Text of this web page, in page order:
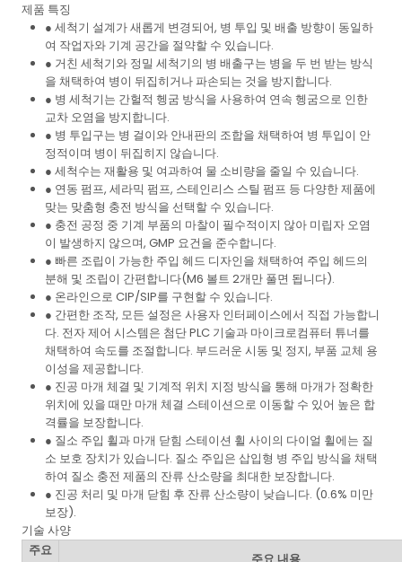
제품 특징
● 세척기 설계가 새롭게 변경되어, 병 투입 및 배출 방향이 동일하
여 작업자와 기계 공간을 절약할 수 있습니다.
● 거친 세척기와 정밀 세척기의 병 배출구는 병을 두 번 받는 방식
을 채택하여 병이 뒤집히거나 파손되는 것을 방지합니다.
● 병 세척기는 간헐적 헹굼 방식을 사용하여 연속 헹굼으로 인한
교차 오염을 방지합니다.
● 병 투입구는 병 걸이와 안내판의 조합을 채택하여 병 투입이 안
정적이며 병이 뒤집히지 않습니다.
● 세척수는 재활용 및 여과하여 물 소비량을 줄일 수 있습니다.
● 연동 펌프, 세라믹 펌프, 스테인리스 스틸 펌프 등 다양한 제품에
맞는 맞춤형 충전 방식을 선택할 수 있습니다.
● 충전 공정 중 기계 부품의 마찰이 필수적이지 않아 미립자 오염
이 발생하지 않으며, GMP 요건을 준수합니다.
● 빠른 조립이 가능한 주입 헤드 디자인을 채택하여 주입 헤드의
분해 및 조립이 간편합니다(M6 볼트 2개만 풀면 됩니다).
● 온라인으로 CIP/SIP를 구현할 수 있습니다.
● 간편한 조작, 모든 설정은 사용자 인터페이스에서 직접 가능합니
다. 전자 제어 시스템은 첨단 PLC 기술과 마이크로컴퓨터 튜너를
채택하여 속도를 조절합니다. 부드러운 시동 및 정지, 부품 교체 용
이성을 제공합니다.
● 진공 마개 체결 및 기계적 위치 지정 방식을 통해 마개가 정확한
위치에 있을 때만 마개 체결 스테이션으로 이동할 수 있어 높은 합
격률을 보장합니다.
● 질소 주입 휠과 마개 닫힘 스테이션 휠 사이의 다이얼 휠에는 질
소 보호 장치가 있습니다. 질소 주입은 삽입형 병 주입 방식을 채택
하여 질소 충전 제품의 잔류 산소량을 최대한 보장합니다.
● 진공 처리 및 마개 닫힘 후 잔류 산소량이 낮습니다. (0.6% 미만
보장).
기술 사양
주요